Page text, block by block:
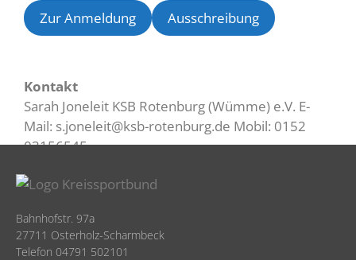
Zur Anmeldung Ausschreibung
Kontakt
Sarah Joneleit KSB Rotenburg (Wümme) e.V. E-
Mail: s.joneleit@ksb-rotenburg.de Mobil: 0152
03156545
Bahnhofstr. 97a
27711 Osterholz-Scharmbeck
Telefon 04791 502101